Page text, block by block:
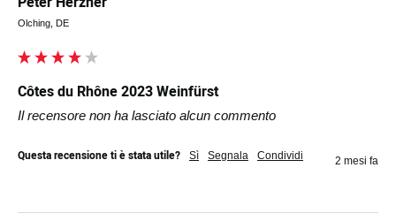
Olching, DE
Côtes du Rhône 2023 Weinfürst
Il recensore non ha lasciato alcun commento
Questa recensione ti è stata utile? Sì Segnala Condividi 2 mesi fa